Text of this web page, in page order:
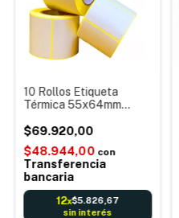
10 Rollos Etiqueta
Térmica 55x64mm
Nutricional Sticker
Autoadhesiva
$69.920,00
$48.944,00 con
Transferencia
bancaria
12x$5.826,67
sin interés